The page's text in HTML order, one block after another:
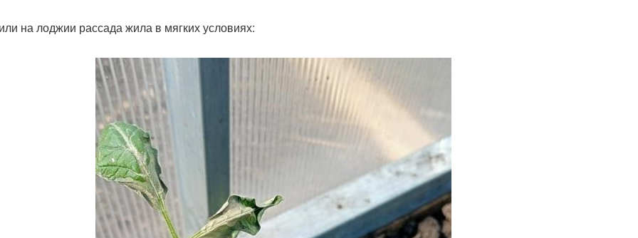
на лоджии рассада жила в мягких условиях: